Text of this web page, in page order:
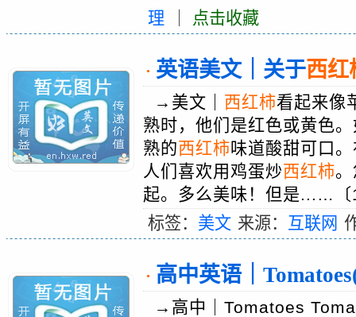
理
点击收藏
· 英语美文｜关于西红
→美文｜ 西红柿看起来像
熟时，他们是红色或黄色
熟的西红柿味道酸甜可口
人们喜欢用鸡蛋炒西红柿
起。多么美味！但是...…
标签： 美文 来源： 互联网
· 高中英语｜
→高中｜Tomatoes